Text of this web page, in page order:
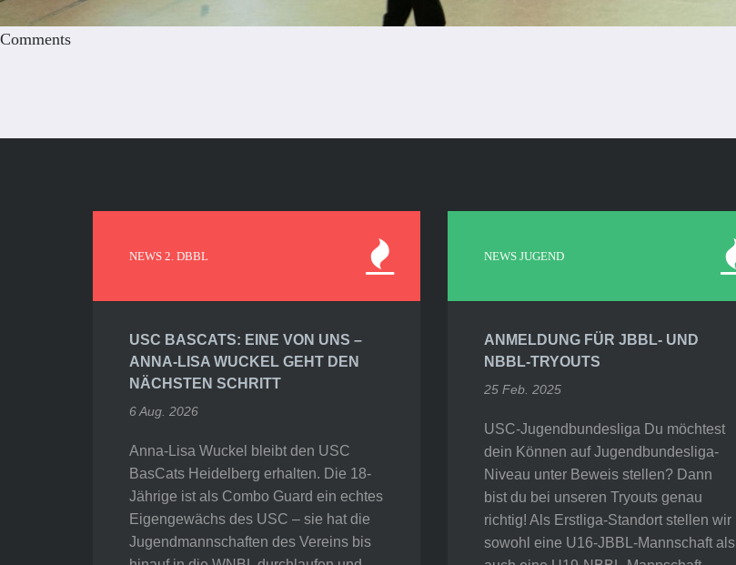
Comments
NEWS 2. DBBL
USC BASCATS: EINE VON UNS –
ANNA-LISA WUCKEL GEHT DEN
NÄCHSTEN SCHRITT
6 Aug. 2026
Anna-Lisa Wuckel bleibt den USC
BasCats Heidelberg erhalten. Die 18-
Jährige ist als Combo Guard ein echtes
Eigengewächs des USC – sie hat die
Jugendmannschaften des Vereins bis
NEWS JUGEND
ANMELDUNG FÜR JBBL- UND
NBBL-TRYOUTS
25 Feb. 2025
USC-Jugendbundesliga Du möchtest
dein Können auf Jugendbundesliga-
Niveau unter Beweis stellen? Dann
bist du bei unseren Tryouts genau
richtig! Als Erstliga-Standort stellen wir
sowohl eine U16-JBBL-Mannschaft als